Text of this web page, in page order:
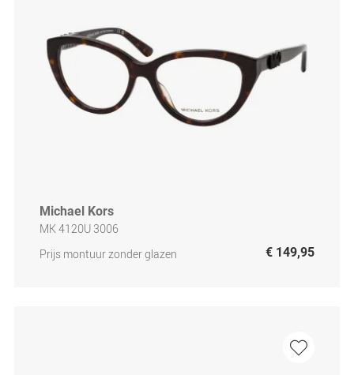
Michael Kors
MK 4120U 3006
Prijs montuur zonder glazen
€ 149,95